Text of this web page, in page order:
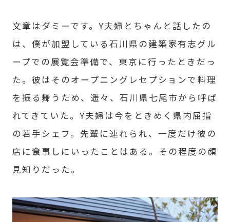
文章はダミーです。Y夫婦とちゃんと話したの
は、僕が加盟している石川県の建築家有志グル
ープでの展覧会準備で、東京に行ったときだっ
た。彼はそのオープニングレセプションで料理
を振る舞うため、遥々、石川県七尾市から呼ば
れてきていた。Y夫婦は今をときめく県内屈指
の若手シェフ。先輩に連れられ、一度だけ彼の
店に食事しにいったことはある。その程度の顔
見知りだった。